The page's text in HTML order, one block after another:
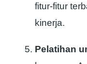
fitur-fitur
kinerja.
Pelatihan